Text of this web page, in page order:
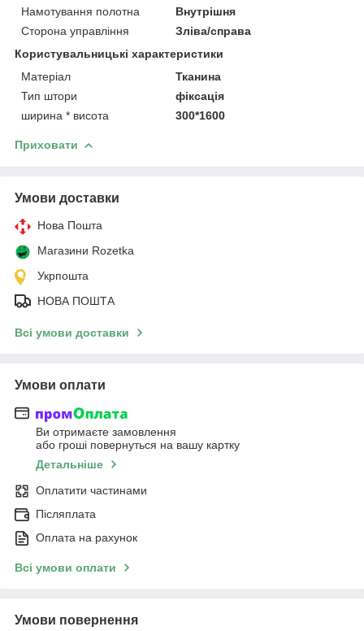
Намотування полотна
Внутрішня
Сторона управління
Зліва/справа
Користувальницькі характеристики
Матеріал
Тканина
Тип штори
фіксація
ширина * висота
300*1600
Приховати
Умови доставки
Нова Пошта
Магазини Rozetka
Укрпошта
НОВА ПОШТА
Всі умови доставки
Умови оплати
Ви отримаєте замовлення
або гроші повернуться на вашу картку
Детальніше
Оплатити частинами
Післяплата
Оплата на рахунок
Всі умови оплати
Умови повернення